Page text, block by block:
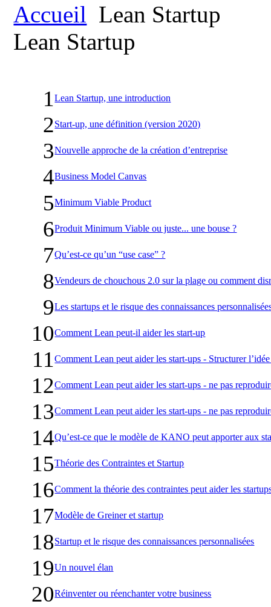
Accueil Lean Startup
Lean Startup
1Lean Startup, une introduction
2Start-up, une définition (version 2020)
3Nouvelle approche de la création d’entreprise
4Business Model Canvas
5Minimum Viable Product
6Produit Minimum Viable ou juste... une bouse ?
7Qu’est-ce qu’un “use case” ?
8Vendeurs de chouchous 2.0 sur la plage ou comment
9Les startups et le risque des connaissances
10Comment Lean peut-il aider les start-up
11Comment Lean peut aider les start-ups - Structurer
12Comment Lean peut aider les start-ups - ne pas
13Comment Lean peut aider les start-ups - ne pas
14Qu’est-ce que le modèle de KANO peut apporter aux
15Théorie des Contraintes et Startup
16Comment la théorie des contraintes peut aider les
17Modèle de Greiner et startup
18Startup et le risque des connaissances personnalisées
19Un nouvel élan
20Réinventer ou réenchanter votre business